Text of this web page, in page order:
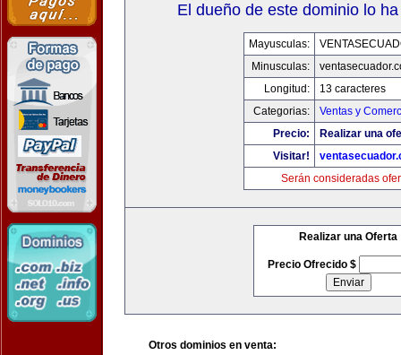
El dueño de este dominio lo
Mayusculas:
Minusculas:
Longitud:
13 caracteres
Categorias:
Ventas y
Precio:
Realizar una
Visitar!
Serán consideradas
Realizar una Oferta
Precio Ofrecido $
Otros dominios en venta: